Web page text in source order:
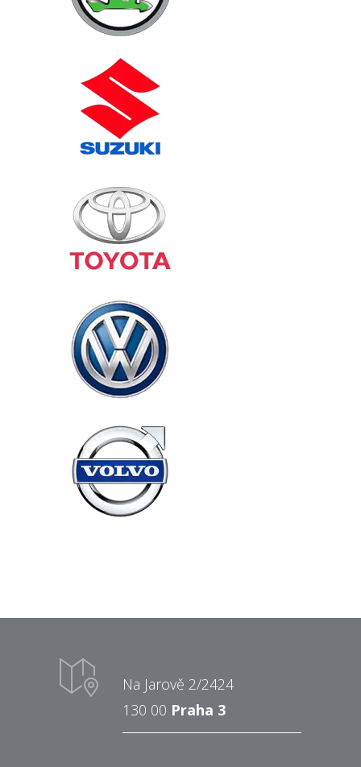
Na Jarově 2/2424
130 00 Praha 3